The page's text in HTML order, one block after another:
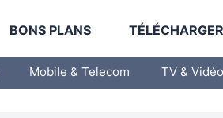
BONS PLANS
Mobile & Telecom TV & Vidéo